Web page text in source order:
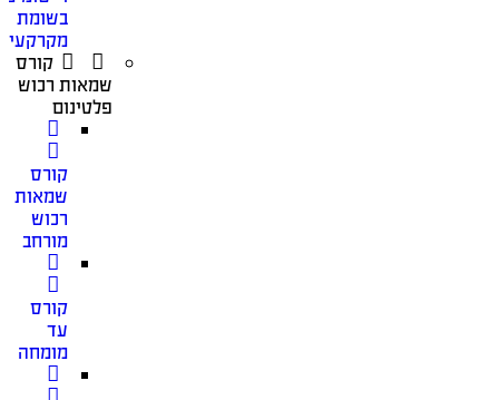
בשומת
מקרקעין
קורס
שמאות רכוש
פלטינום
קורס
שמאות
רכוש
מורחב
קורס
עד
מומחה